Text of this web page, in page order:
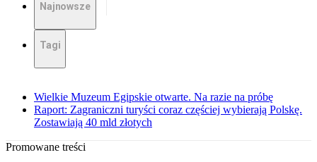
Najnowsze
Tagi
Wielkie Muzeum Egipskie otwarte. Na razie na próbę
Raport: Zagraniczni turyści coraz częściej wybierają Polskę.
Zostawiają 40 mld złotych
Promowane treści